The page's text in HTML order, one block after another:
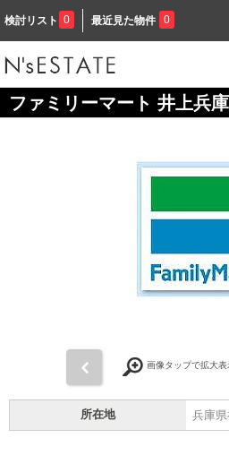
検討リスト 0 最近見た物件 0
ファミリーマート 井上兵
画像タップで拡大表
所在地 兵庫